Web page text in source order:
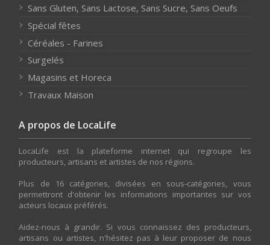
Sans Gluten, Sans Lactose, Sans Sucre, Sans Oeufs
Spécial fêtes
Céréales - Farines
Surgelés
Magasins et Horeca
Travaux Maison
A propos de LocaLife
LocaLife est la plateforme internet qui regroupe les
producteurs, artisans et artistes de nos régions.
Plus de 16 catégories, divisées en sous-catégories, vous
permettront d'obtenir les informations importantes sur vos
acteurs locaux préférés.
Aidez-nous à grandir. Si vous connaissez des producteurs,
artisans ou artistes, n'hésitez pas à leur proposer de nous